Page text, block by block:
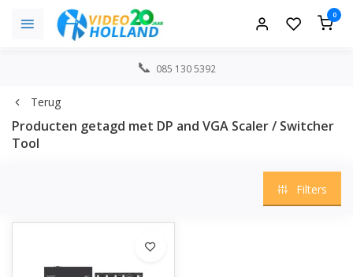
0
085 130 5392
Terug
Producten getagd met DP and VGA Scaler / Switcher
Tool
Filters